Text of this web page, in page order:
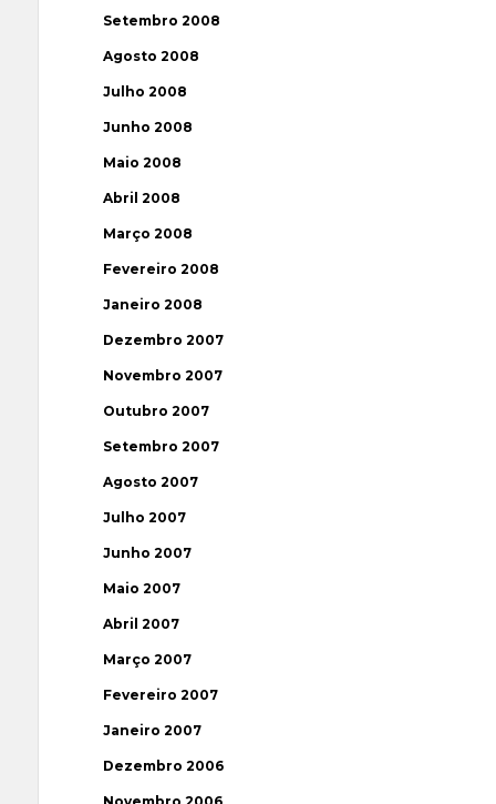
Setembro 2008
Agosto 2008
Julho 2008
Junho 2008
Maio 2008
Abril 2008
Março 2008
Fevereiro 2008
Janeiro 2008
Dezembro 2007
Novembro 2007
Outubro 2007
Setembro 2007
Agosto 2007
Julho 2007
Junho 2007
Maio 2007
Abril 2007
Março 2007
Fevereiro 2007
Janeiro 2007
Dezembro 2006